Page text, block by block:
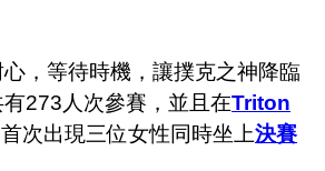
，等待時機，讓撲克之神降臨
273人次參賽，並且在Triton
次出現三位女性同時坐上決賽